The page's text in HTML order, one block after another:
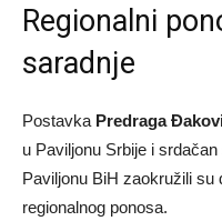
​Regionalni
saradnje
​Postavka Predraga
u Paviljonu Srbije i
Paviljonu BiH zaokružili su
regionalnog ponosa.